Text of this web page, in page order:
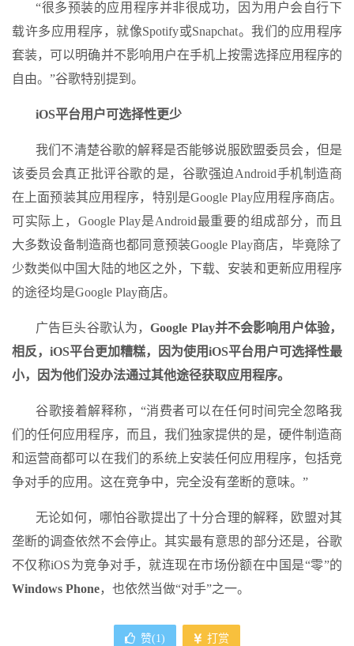
“很多预装的应用程序并非很成功，因为用户会自行下
载许多应用程序，就像Spotify或Snapchat。我们的应用程序
套装，可以明确并不影响用户在手机上按需选择应用程序的
自由。”谷歌特别提到。
iOS平台用户可选择性更少
我们不清楚谷歌的解释是否能够说服欧盟委员会，但是
该委员会真正批评谷歌的是，谷歌强迫Android手机制造商
在上面预装其应用程序，特别是Google Play应用程序商店。
可实际上，Google Play是Android最重要的组成部分，而且
大多数设备制造商也都同意预装Google Play商店，毕竟除了
少数类似中国大陆的地区之外，下载、安装和更新应用程序
的途径均是Google Play商店。
广告巨头谷歌认为，Google Play并不会影响用户体验，
相反，iOS平台更加糟糕，因为使用iOS平台用户可选择性最
小，因为他们没办法通过其他途径获取应用程序。
谷歌接着解释称，“消费者可以在任何时间完全忽略我
们的任何应用程序，而且，我们独家提供的是，硬件制造商
和运营商都可以在我们的系统上安装任何应用程序，包括竞
争对手的应用。这在竞争中，完全没有垄断的意味。”
无论如何，哪怕谷歌提出了十分合理的解释，欧盟对其
垄断的调查依然不会停止。其实最有意思的部分还是，谷歌
不仅称iOS为竞争对手，就连现在市场份额在中国是“零”的
Windows Phone，也依然当做“对手”之一。
赞(1) 打赏